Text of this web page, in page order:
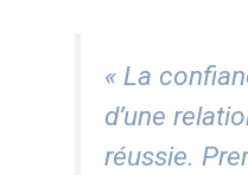
« La
d’une
réussie.